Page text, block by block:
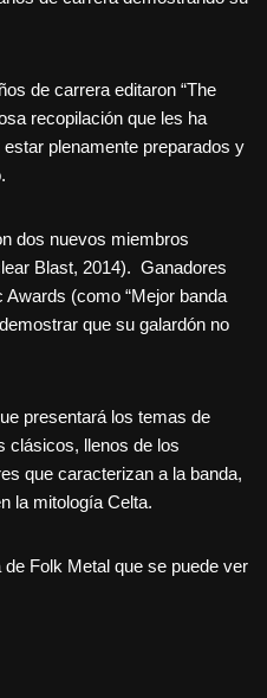
de carrera editaron “The
recopilación que les ha
plenamente preparados y
dos nuevos miembros
Blast, 2014). Ganadores
(como “Mejor banda
que su galardón no
presentará los temas de
clásicos, llenos de los
que caracterizan a la banda,
la mitología Celta.
Folk Metal que se puede ver